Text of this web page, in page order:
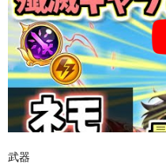
武器